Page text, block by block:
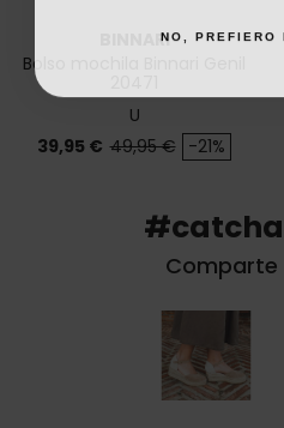
BINNARI
Bolso mochila Binnari Genil
U
Precio
39,95 € Precio base
49,95 € -21%
Comparte
NO, PREFIERO